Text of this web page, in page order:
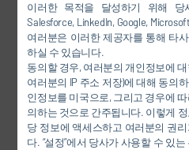
이러한 목적을 달성하기 위해 당
Salesforce, LinkedIn, Google,
여러분은 이러한 제공자를 통해 타
하실 수 있습니다.
동의할 경우, 여러분의 개인정보에
여러분의 IP 주소 저장)에 대해 동의
인정보를 미국으로, 그리고 경우에
의하는 것으로 간주됩니다. 이렇게
당 정보에 액세스하고 여러분의 권
다. “설정”에서 당사가 사용할 수 있
당사와 연결하십
FACEBOOK
YOUTUBE
LINKEDIN